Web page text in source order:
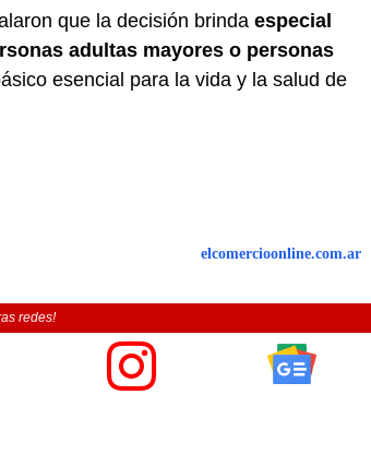
que la decisión brinda especial
adultas mayores o personas
esencial para la vida y la salud de
elcomercioonline.com.ar
redes!